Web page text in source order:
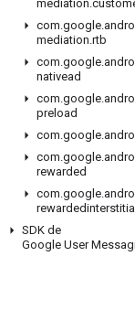
mediation.
com.google.
mediation.rtb
com.google.
nativead
com.google.
preload
com.google.
com.google.
rewarded
com.google.
rewardedinterstitial
SDK de
Google User